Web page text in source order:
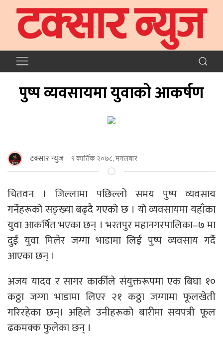
पुष्प व्यवसायमा युवाको आकर्षण
टक्सार न्युज ९ कार्तिक २०७८, मंगलबार
चितवन । जिल्लामा पछिल्लो समय पुष्प व्यवसाय
गर्नेहरूको सङ्ख्या बढ्दै गएको छ । यो व्यवसायमा यहाँका
युवा आकर्षित भएका छन् । भरतपुर महानगरपालिका–७ मा
दुई युवा मिलेर जग्गा भाडामा लिई पुष्प व्यवसाय गर्दै
आएका छन् ।
अजय यादव र सागर कार्कीले संयुक्तरूपमा एक बिघा १०
कठ्ठा जग्गा भाडामा लिएर २१ कठ्ठा जग्गामा फूलखेती
गरिरहेका छन्। अहिले उनीहरूको बारीमा सयपत्री फूल
ढकमक्क फुलेका छन् ।